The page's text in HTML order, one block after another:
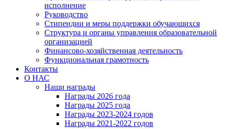
исполнение
Руководство
Стипендии и меры поддержки обучающихся
Структура и органы управления образовательной
организацией
Финансово-хозяйственная деятельность
Функциональная грамотность
Контакты
О НАС
Наши награды
Награды 2026 года
Награды 2025 года
Награды 2023-2024 годов
Награды 2021-2022 годов